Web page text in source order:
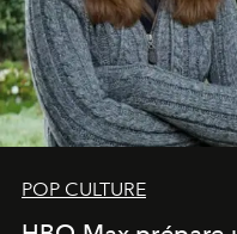
POP CULTURE